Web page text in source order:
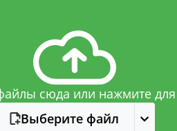
сюда или нажмите для
Выберите файл